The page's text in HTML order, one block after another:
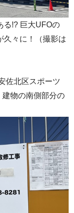
る!? 巨大UFOの
久々に！（撮影は
佐北区スポーツ
物の南側部分の